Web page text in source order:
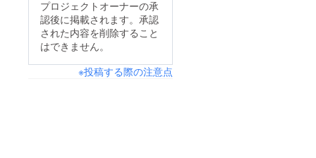
た、お写真が撮れるよ
うでしたら一緒に取っ
て頂き、Xやインスタ
などに#GRAVと付け
加えて投稿いただけま
の輪が広がっていくの
はとても嬉しい事です
プロジェクトオーナーの承
認後に掲載されます。承認
された内容を削除すること
はできません。
※投稿する際の注意点